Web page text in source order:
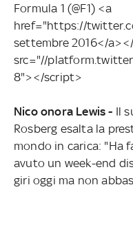
Formula 1 (@F1) <a
href="https://
settembre 2016</
src="//
8"></script>
Nico onora Lewis - Il
Rosberg esalta la
mondo in carica: "Ha
avuto un week-end
giri oggi ma non